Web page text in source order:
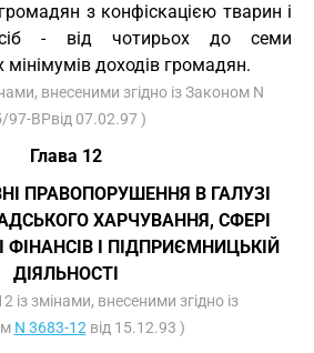
з конфіскацією тварин і
- від чотирьох до семи
доходів громадян.
внесеними згідно із Законом N
97-ВРвід 07.02.97 )
Глава 12
ПРАВОПОРУШЕННЯ В ГАЛУЗІ
ХАРЧУВАННЯ, СФЕРІ
ФІНАНСІВ І ПІДПРИЄМНИЦЬКІЙ
ДІЯЛЬНОСТІ
із змінами, внесеними згідно із
N 3683-12 від 15.12.93 )